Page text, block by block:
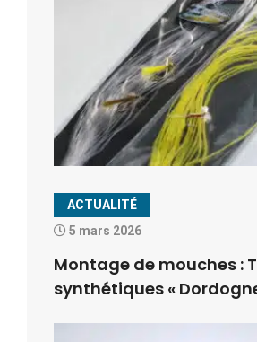
ACTUALITÉ
5 mars 2026
Montage de mouches :
synthétiques «